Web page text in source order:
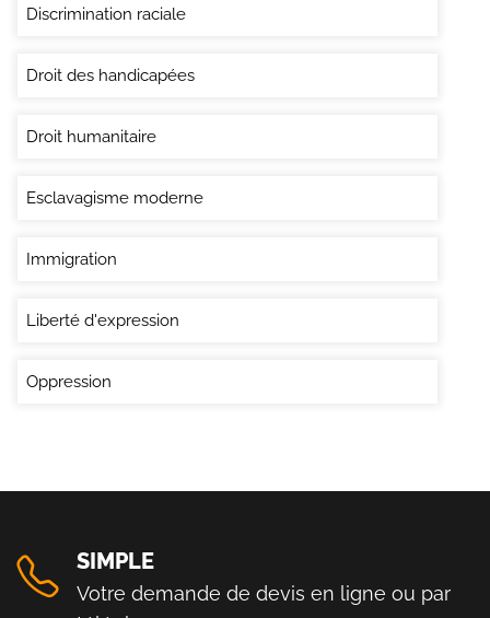
Discrimination raciale
Droit des handicapées
Droit humanitaire
Esclavagisme moderne
Immigration
Liberté d'expression
Oppression
SIMPLE
Votre demande de devis en ligne ou par